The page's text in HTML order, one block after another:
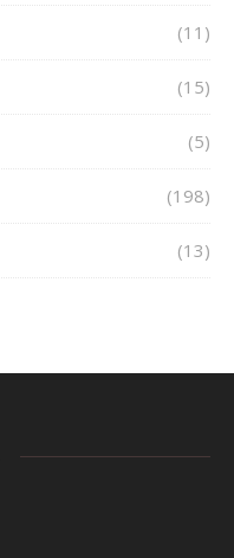
(11)
(15)
(5)
(198)
(13)